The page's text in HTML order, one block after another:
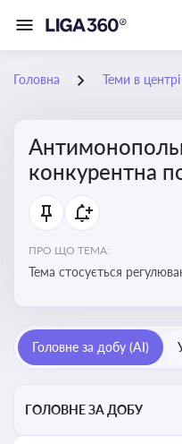
Головна Теми в
конкурентна
ПРО ЩО ТЕМА:
Тема стосується
забезпечення рівних умов для
господарювання
Головне за добу (AI)
ГОЛОВНЕ ЗА ДОБУ